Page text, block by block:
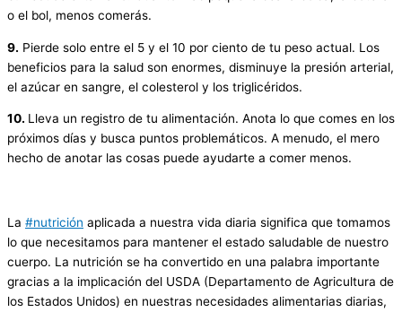
o el bol, menos comerás.
9. Pierde solo entre el 5 y el 10 por ciento de tu peso actual. Los
beneficios para la salud son enormes, disminuye la presión arterial,
el azúcar en sangre, el colesterol y los triglicéridos.
10. Lleva un registro de tu alimentación. Anota lo que comes en los
próximos días y busca puntos problemáticos. A menudo, el mero
hecho de anotar las cosas puede ayudarte a comer menos.
La #nutrición aplicada a nuestra vida diaria significa que tomamos
lo que necesitamos para mantener el estado saludable de nuestro
cuerpo. La nutrición se ha convertido en una palabra importante
gracias a la implicación del USDA (Departamento de Agricultura de
los Estados Unidos) en nuestras necesidades alimentarias diarias,